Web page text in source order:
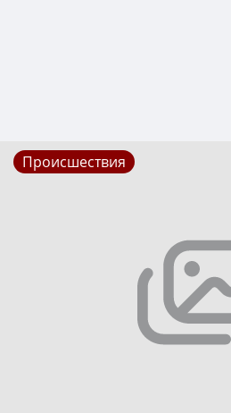
Происшествия